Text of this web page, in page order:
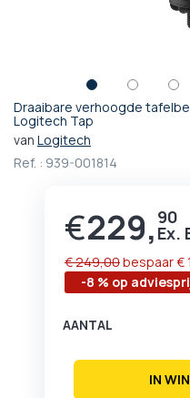
Draaibare verhoogde
Logitech Tap
van Logitech
Ref. : 939-001814
Prijs
€229, 90
-8 % op
€ 249,00bespaar€
AANTAL
IN
Ga
naar
begin
afbeeldingen-